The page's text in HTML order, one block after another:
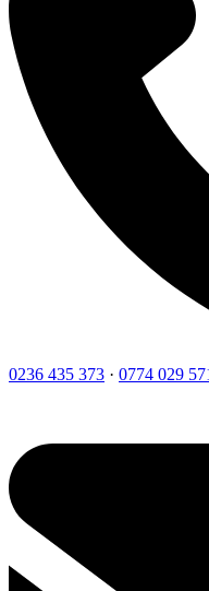
0236 435 373 · 0774 029